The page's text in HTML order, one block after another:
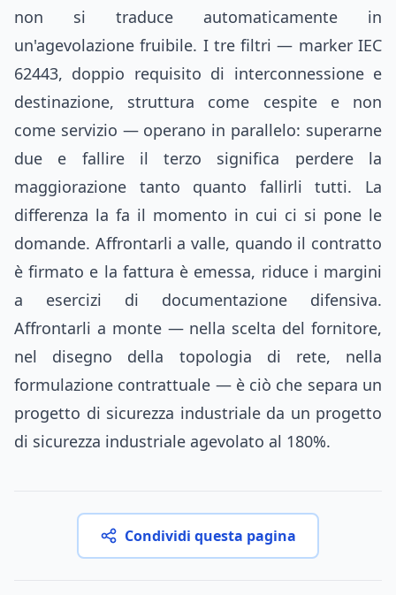
non si traduce automaticamente in
un'agevolazione fruibile. I tre filtri — marker IEC
62443, doppio requisito di interconnessione e
destinazione, struttura come cespite e non
come servizio — operano in parallelo: superarne
due e fallire il terzo significa perdere la
maggiorazione tanto quanto fallirli tutti. La
differenza la fa il momento in cui ci si pone le
domande. Affrontarli a valle, quando il contratto
è firmato e la fattura è emessa, riduce i margini
a esercizi di documentazione difensiva.
Affrontarli a monte — nella scelta del fornitore,
nel disegno della topologia di rete, nella
formulazione contrattuale — è ciò che separa un
progetto di sicurezza industriale da un progetto
di sicurezza industriale agevolato al 180%.
Condividi questa pagina